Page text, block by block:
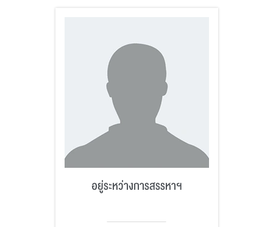
อยู่ระหว่างการสรรหาฯ